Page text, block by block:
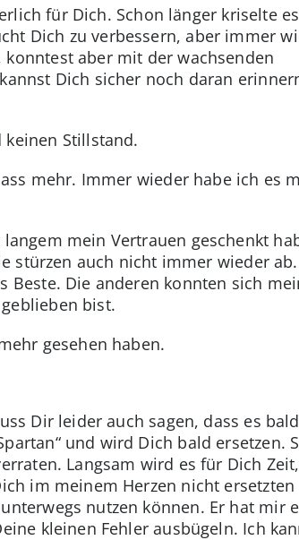
für Dich. Schon länger kriselte
Dich zu verbessern, aber immer
aber mit der wachsenden
Dich sicher noch daran
Stillstand.
mehr. Immer wieder habe ich es
mein Vertrauen geschenkt
stürzen auch nicht immer wieder
Die anderen konnten sich
bist.
gesehen haben.
Dir leider auch sagen, dass es
und wird Dich bald ersetzen.
Langsam wird es für Dich
im meinem Herzen nicht
nutzen können. Er hat mir
kleinen Fehler ausbügeln. Ich